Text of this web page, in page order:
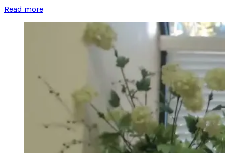
Read more